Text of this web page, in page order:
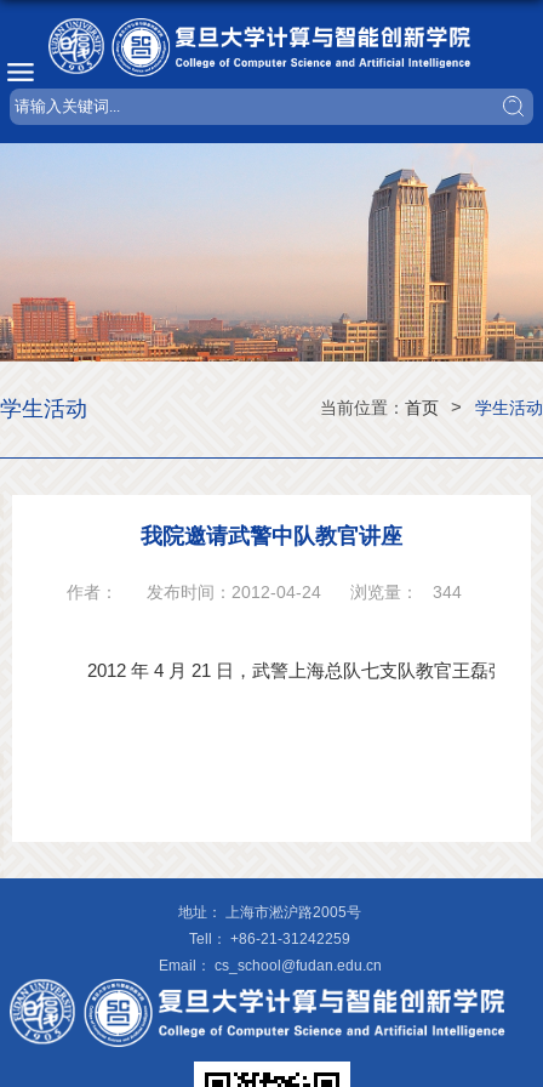
当前位置： 首页 > 学生活动
学生活动
我院邀请武警中队教官讲座
作者： 发布时间：2012-04-24 浏览量： 344
地址：
上海市淞沪路2005号
Tell： +86-21-31242259
Email： cs_school@fudan.edu.cn